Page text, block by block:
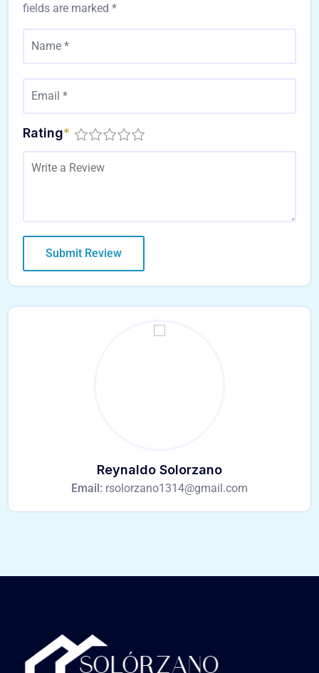
fields are marked *
Rating*
Reynaldo Solorzano
Email: rsolorzano1314@gmail.com